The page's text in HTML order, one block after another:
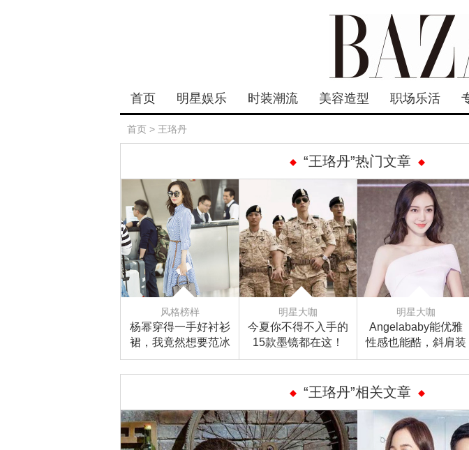
首页 明星娱乐 时装潮流 美容造型 职场乐活
首页 > 王珞丹
“王珞丹”热门文章
风格榜样
杨幂穿得一手好衬衫
裙，我竟然想要范冰
冰同款高跟鞋！
明星大咖
今夏你不得不入手的
15款墨镜都在这！
明星大咖
Angelababy能优雅
性感也能酷，斜肩装
美出新高度！
“王珞丹”相关文章